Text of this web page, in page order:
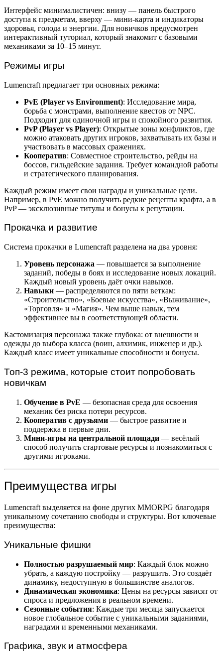
Интерфейс минималистичен: внизу — панель быстрого
доступа к предметам, вверху — мини-карта и индикаторы
здоровья, голода и энергии. Для новичков предусмотрен
интерактивный туториал, который знакомит с базовыми
механиками за 10–15 минут.
Режимы игры
Lumencraft предлагает три основных режима:
PvE (Player vs Environment): Исследование мира,
борьба с монстрами, выполнение квестов от NPC.
Подходит для одиночной игры и спокойного развития.
PvP (Player vs Player): Открытые зоны конфликтов, где
можно атаковать других игроков, захватывать их базы и
участвовать в массовых сражениях.
Кооператив: Совместное строительство, рейды на
боссов, гильдейские задания. Требует командной работы
и стратегического планирования.
Каждый режим имеет свои награды и уникальные цели.
Например, в PvE можно получить редкие рецепты крафта, а в
PvP — эксклюзивные титулы и бонусы к репутации.
Прокачка и развитие
Система прокачки в Lumencraft разделена на два уровня:
Уровень персонажа — повышается за выполнение
заданий, победы в боях и исследование новых локаций.
Каждый новый уровень даёт очки навыков.
Навыки — распределяются по пяти веткам:
«Строительство», «Боевые искусства», «Выживание»,
«Торговля» и «Магия». Чем выше навык, тем
эффективнее вы в соответствующей области.
Кастомизация персонажа также глубока: от внешности и
одежды до выбора класса (воин, алхимик, инженер и др.).
Каждый класс имеет уникальные способности и бонусы.
Топ-3 режима, которые стоит попробовать
новичкам
Обучение в PvE — безопасная среда для освоения
механик без риска потери ресурсов.
Кооператив с друзьями — быстрое развитие и
поддержка в первые дни.
Мини-игры на центральной площади — весёлый
способ получить стартовые ресурсы и познакомиться с
другими игроками.
Преимущества игры
Lumencraft выделяется на фоне других MMORPG благодаря
уникальному сочетанию свободы и структуры. Вот ключевые
преимущества:
Уникальные фишки
Полностью разрушаемый мир: Каждый блок можно
убрать, а каждую постройку — разрушить. Это создаёт
динамику, недоступную в большинстве аналогов.
Динамическая экономика: Цены на ресурсы зависят от
спроса и предложения в реальном времени.
Сезонные события: Каждые три месяца запускается
новое глобальное событие с уникальными заданиями,
наградами и временными механиками.
Графика, звук и атмосфера